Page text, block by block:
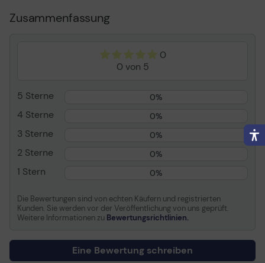
Entwickelt für
Verbrauchsmaterial
Drucktechnologie
Tintenstrahl
Farbe
Schwarz
Kapazität
38 ml
Informationen zur Kompatibilität
ePrinter, T520 ePrinter
Zusammenfassung
0
0 von 5
5 Sterne 0%
4 Sterne 0%
3 Sterne 0%
2 Sterne 0%
1 Stern 0%
Die Bewertungen sind von echten Käufern und registrierten
Kunden. Sie werden vor der Veröffentlichung von uns geprüft.
Weitere Informationen zu Bewertungsrichtlinien.
Eine Bewertung schreiben